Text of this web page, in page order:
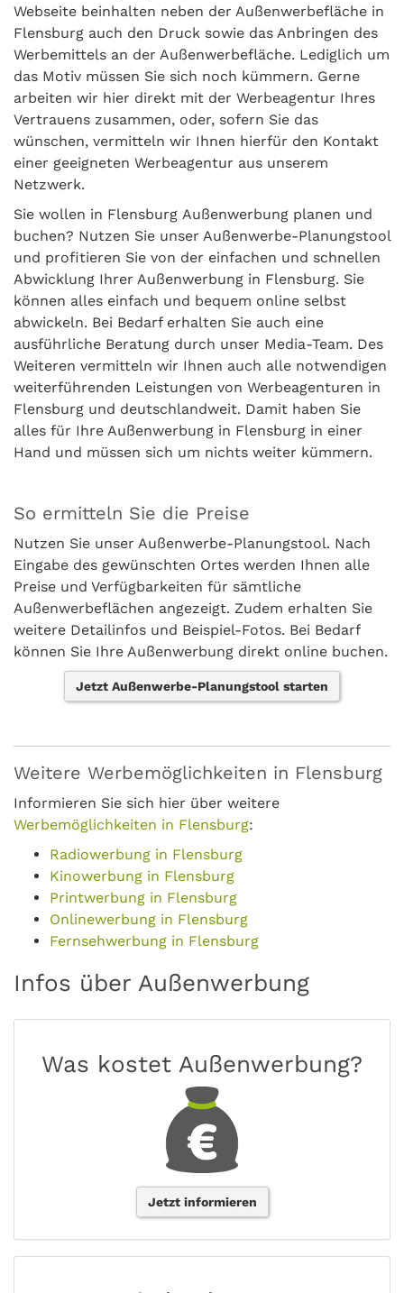
Webseite beinhalten neben der Außenwerbefläche in
Flensburg auch den Druck sowie das Anbringen des
Werbemittels an der Außenwerbefläche. Lediglich um
das Motiv müssen Sie sich noch kümmern. Gerne
arbeiten wir hier direkt mit der Werbeagentur Ihres
Vertrauens zusammen, oder, sofern Sie das
wünschen, vermitteln wir Ihnen hierfür den Kontakt
einer geeigneten Werbeagentur aus unserem
Netzwerk.
Sie wollen in Flensburg Außenwerbung planen und
buchen? Nutzen Sie unser Außenwerbe-Planungstool
und profitieren Sie von der einfachen und schnellen
Abwicklung Ihrer Außenwerbung in Flensburg. Sie
können alles einfach und bequem online selbst
abwickeln. Bei Bedarf erhalten Sie auch eine
ausführliche Beratung durch unser Media-Team. Des
Weiteren vermitteln wir Ihnen auch alle notwendigen
weiterführenden Leistungen von Werbeagenturen in
Flensburg und deutschlandweit. Damit haben Sie
alles für Ihre Außenwerbung in Flensburg in einer
Hand und müssen sich um nichts weiter kümmern.
So ermitteln Sie die Preise
Nutzen Sie unser Außenwerbe-Planungstool. Nach
Eingabe des gewünschten Ortes werden Ihnen alle
Preise und Verfügbarkeiten für sämtliche
Außenwerbeflächen angezeigt. Zudem erhalten Sie
weitere Detailinfos und Beispiel-Fotos. Bei Bedarf
können Sie Ihre Außenwerbung direkt online buchen.
Jetzt Außenwerbe-Planungstool starten
Weitere Werbemöglichkeiten in Flensburg
Informieren Sie sich hier über weitere
Werbemöglichkeiten in Flensburg:
Radiowerbung in Flensburg
Kinowerbung in Flensburg
Printwerbung in Flensburg
Onlinewerbung in Flensburg
Fernsehwerbung in Flensburg
Infos über Außenwerbung
Was kostet Außenwerbung?
Jetzt informieren